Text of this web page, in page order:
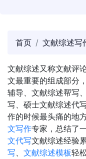
首页 文献综述写
文献综述又称文献评
文最重要的组成部分
辅导、文献综述帮写
写、硕士文献综述代
作的时候最头痛的地
文写作专家，总结了
文代写文献综述经验
写
文献综述模板轻